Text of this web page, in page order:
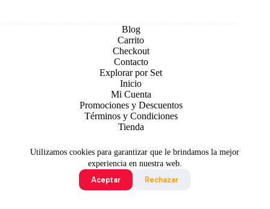
Utilizamos cookies para garantizar que le brindamos la mejor
experiencia en nuestra web.
Aceptar
Rechazar
Blog
Carrito
Checkout
Contacto
Explorar por Set
Inicio
Mi Cuenta
Promociones y Descuentos
Términos y Condiciones
Tienda
Todo contenido original es sujeto de Copyright © 2026 TCG